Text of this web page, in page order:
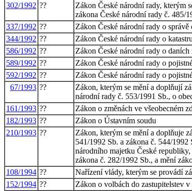
302/1992 ??
Zákon České národní rady, kterým
zákona České národní rady č. 485/
337/1992 ??
Zákon České národní rady o správě
344/1992 ??
Zákon České národní rady o
586/1992 ??
Zákon České národní rady o daních
589/1992 ??
Zákon České národní rady o
592/1992 ??
Zákon České národní rady o
67/1993 ??
Zákon, kterým se mění a doplňují
národní rady č. 553/1991 Sb., o
161/1993 ??
Zákon o změnách ve všeobecném
182/1993 ??
Zákon o Ústavním soudu
210/1993 ??
Zákon, kterým se mění a doplňuje
541/1992 Sb. a zákona č. 544/
národního majetku České
zákona č. 282/1992 Sb., a mění
108/1994 ??
Nařízení vlády, kterým se provádí
152/1994 ??
Zákon o volbách do zastupitelstev